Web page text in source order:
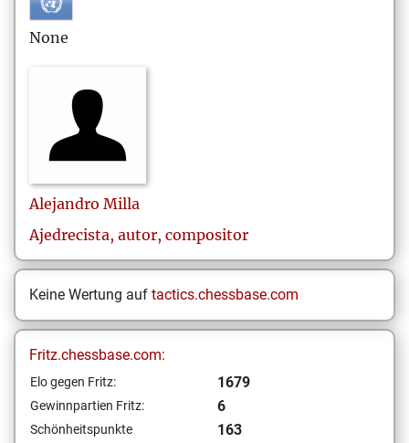
None
Alejandro Milla
Ajedrecista, autor, compositor
Keine Wertung auf tactics.chessbase.com
Fritz.chessbase.com:
Elo gegen Fritz: 1679
Gewinnpartien Fritz: 6
Schönheitspunkte
163